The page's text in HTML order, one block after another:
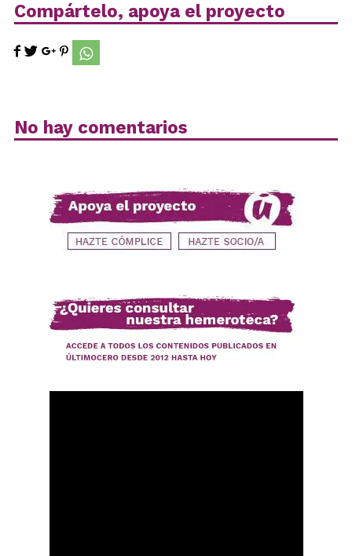
Compártelo, apoya el proyecto
No hay comentarios